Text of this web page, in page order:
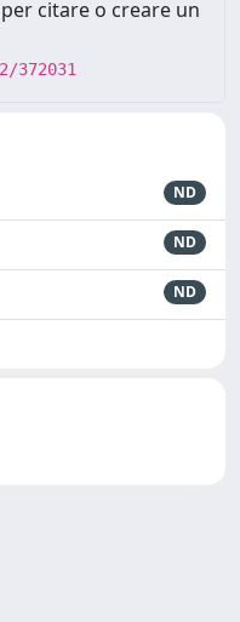
citare o creare un
ND
ND
ND